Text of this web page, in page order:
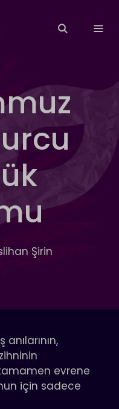
Şirin
evrene
için sadece